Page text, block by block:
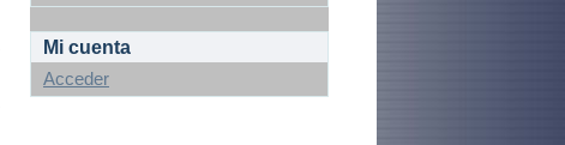
Mi cuenta
Acceder